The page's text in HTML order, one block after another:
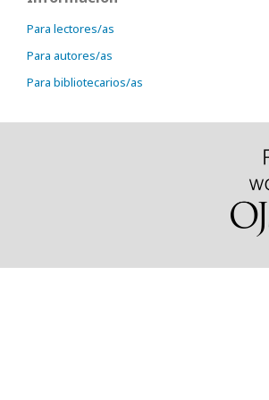
Para lectores/as
Para autores/as
Para bibliotecarios/as